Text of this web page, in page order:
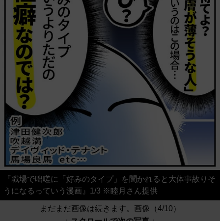
『職場で咄嗟に「好みのタイプ」を聞かれると大体事故りそ
うになるっていう漫画』1/3 ※睦月さん提供
まだまだ画像は続きます。画像（4/10）